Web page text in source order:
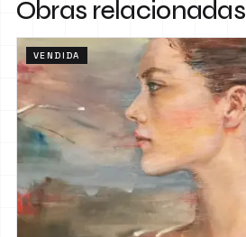
Obras relacionadas
VENDIDA